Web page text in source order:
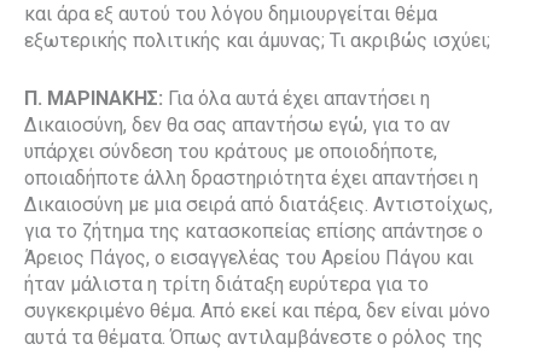
και άρα εξ αυτού του λόγου δημιουργείται θέμα
εξωτερικής πολιτικής και άμυνας; Τι ακριβώς ισχύει;
Π. ΜΑΡΙΝΑΚΗΣ: Για όλα αυτά έχει απαντήσει η
Δικαιοσύνη, δεν θα σας απαντήσω εγώ, για το αν
υπάρχει σύνδεση του κράτους με οποιοδήποτε,
οποιαδήποτε άλλη δραστηριότητα έχει απαντήσει η
Δικαιοσύνη με μια σειρά από διατάξεις. Αντιστοίχως,
για το ζήτημα της κατασκοπείας επίσης απάντησε ο
Άρειος Πάγος, ο εισαγγελέας του Αρείου Πάγου και
ήταν μάλιστα η τρίτη διάταξη ευρύτερα για το
συγκεκριμένο θέμα. Από εκεί και πέρα, δεν είναι μόνο
αυτά τα θέματα. Όπως αντιλαμβάνεστε ο ρόλος της